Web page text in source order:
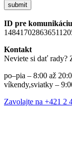
submit
ID pre
Kontakt
Neviete si dať rady?
po–pia – 8:00 až
víkendy,sviatky –
Zavolajte na +421 2